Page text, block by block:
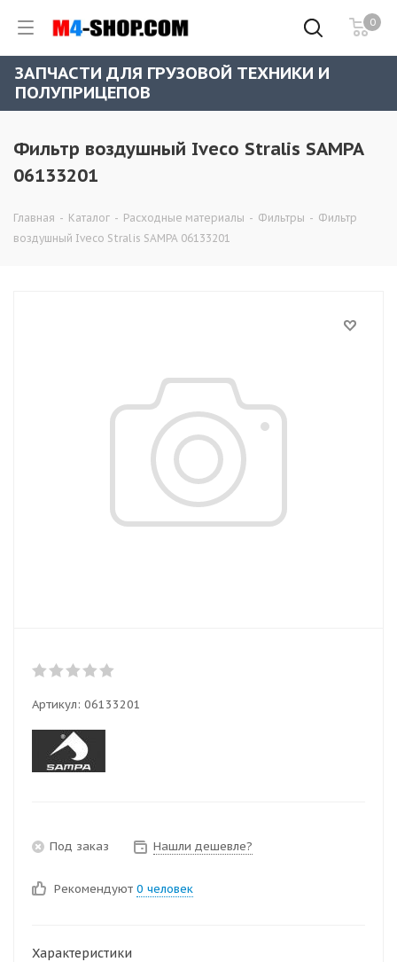
0
ЗАПЧАСТИ ДЛЯ ГРУЗОВОЙ ТЕХНИКИ И
ПОЛУПРИЦЕПОВ
Фильтр воздушный Iveco Stralis SAMPA
06133201
Главная - Каталог - Расходные материалы - Фильтры - Фильтр
воздушный Iveco Stralis SAMPA 06133201
Артикул: 06133201
Под заказ Нашли дешевле?
Рекомендуют 0 человек
Характеристики